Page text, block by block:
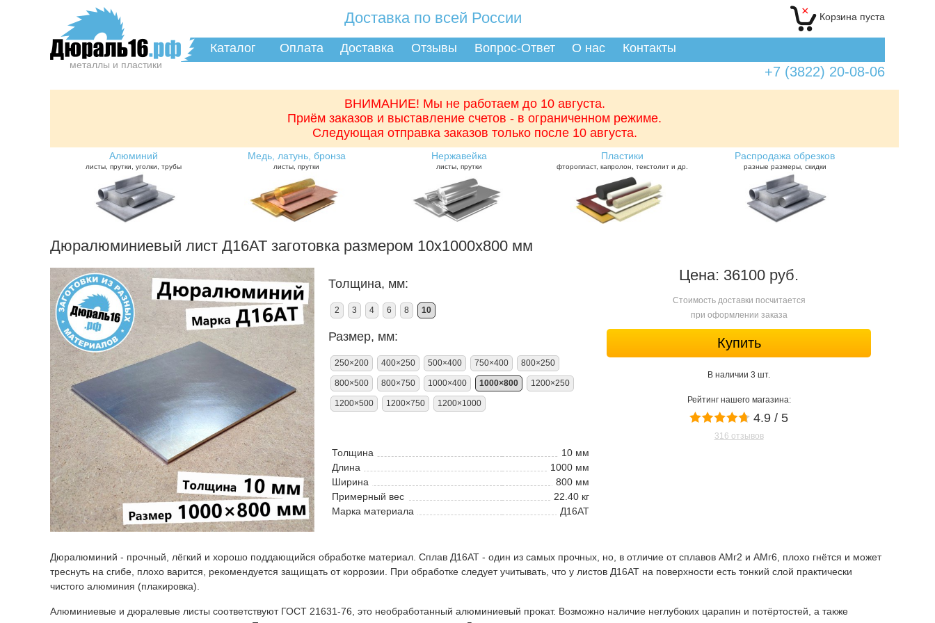
Доставка по всей России × Корзина пуста
+7 (3822) 20-08-06
металлы и пластики
Каталог Оплата Доставка Отзывы Вопрос-Ответ О нас Контакты
ВНИМАНИЕ! Мы не работаем до 10 августа.
Приём заказов и выставление счетов - в ограниченном режиме.
Следующая отправка заказов только после 10 августа.
Алюминий
листы, прутки, уголки, трубы
Медь, латунь, бронза
листы, прутки
Нержавейка
листы, прутки
Пластики
фторопласт, капролон, текстолит и др.
Распродажа обрезков
разные размеры, скидки
Дюралюминиевый лист Д16АТ заготовка размером 10x1000x800 мм
Толщина, мм:
2 3 4 6 8 10
Размер, мм:
250×200 400×250 500×400 750×400 800×250
800×500 800×750 1000×400 1000×800 1200×250
1200×500 1200×750 1200×1000
Толщина
10 мм
Длина
1000 мм
Ширина
800 мм
Примерный вес
22.40 кг
Марка материала
Д16АТ
Цена: 36100 руб.
Стоимость доставки посчитается
при оформлении заказа
Купить
В наличии 3 шт.
Рейтинг нашего магазина:
4.9 / 5
316 отзывов
Дюралюминий - прочный, лёгкий и хорошо поддающийся обработке материал. Сплав Д16АТ - один из самых прочных, но, в отличие от сплавов АМг2 и АМг6, плохо гнётся и может
треснуть на сгибе, плохо варится, рекомендуется защищать от коррозии. При обработке следует учитывать, что у листов Д16АТ на поверхности есть тонкий слой практически
чистого алюминия (плакировка).
Алюминиевые и дюралевые листы соответствуют ГОСТ 21631-76, это необработанный алюминиевый прокат. Возможно наличие неглубоких царапин и потёртостей, а также